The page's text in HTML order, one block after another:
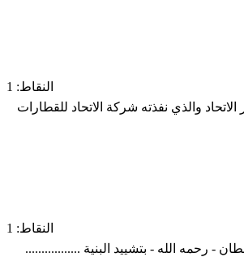
النقاط: 1
الاتحاد والذي نفذته شركة الاتحاد للقطارات
النقاط: 1
- رحمه الله - بتشييد البنية .................